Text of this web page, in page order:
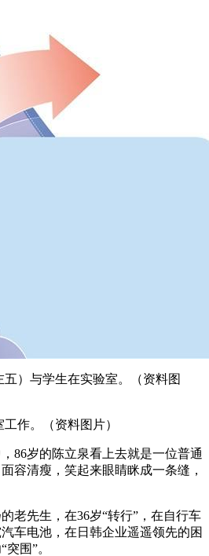
）与学生在实验室。
（资料图
作。（资料图片）
86岁的陈立泉看上去就是一位普通
容清瘦，笑起来眼睛眯成一条缝，
老先生，在36岁“转行”，在自行车
车电池，在日韩企业遥遥领先的困
围”。